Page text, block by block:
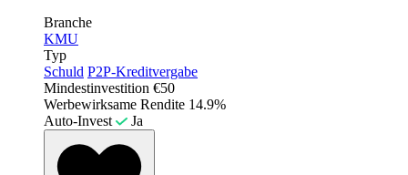
Branche
KMU
Typ
Schuld P2P-Kreditvergabe
Mindestinvestition €50
Werbewirksame Rendite 14.9%
Auto-Invest
Ja